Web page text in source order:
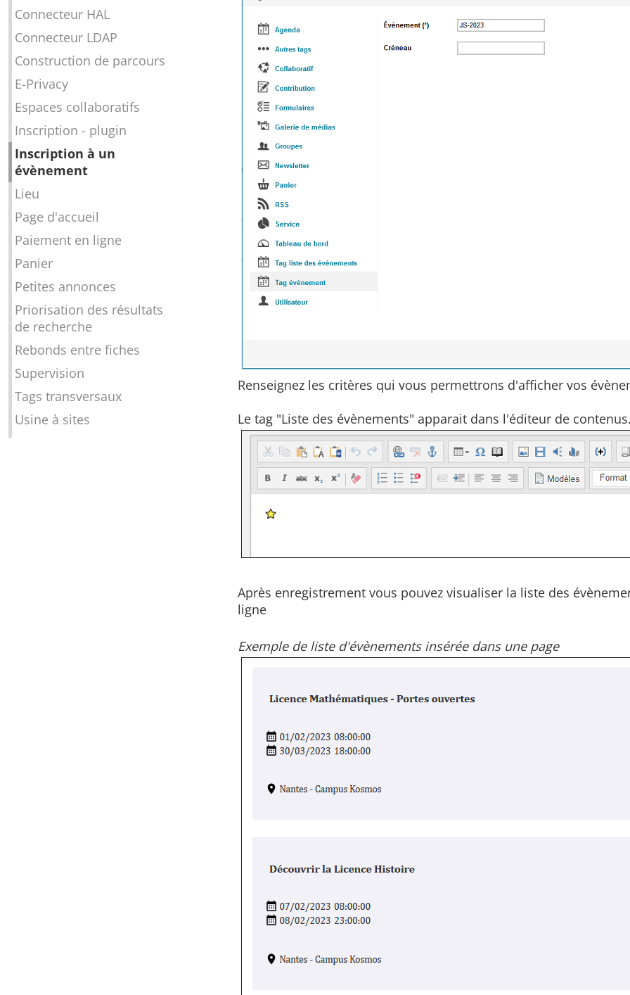
Connecteur HAL
Connecteur LDAP
Construction de parcours
E-Privacy
Espaces collaboratifs
Inscription - plugin
Inscription à un
évènement
Lieu
Page d'accueil
Paiement en ligne
Panier
Petites annonces
Priorisation des résultats
de recherche
Rebonds entre fiches
Supervision
Tags transversaux
Usine à sites
Renseignez les critères qui vous permettrons d'afficher vos
Le tag "Liste des évènements" apparait dans l'éditeur de
Après enregistrement vous pouvez visualiser la liste des
ligne
Exemple de liste d'évènements insérée dans une page